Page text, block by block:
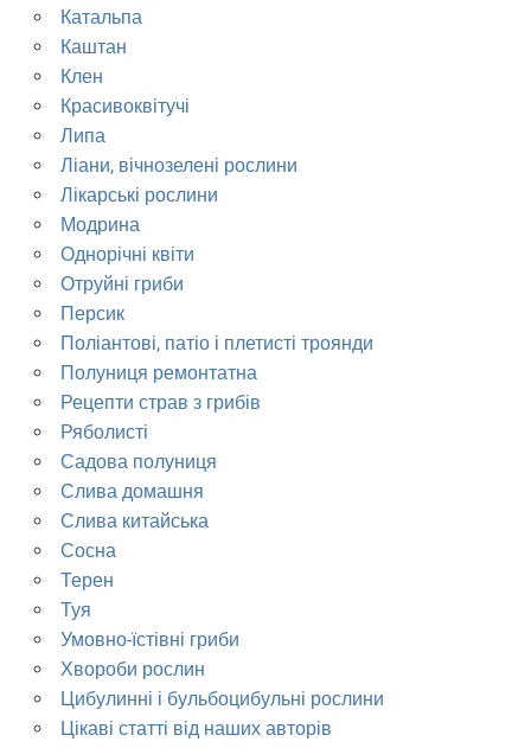
Катальпа
Каштан
Клен
Красивоквітучі
Липа
Ліани, вічнозелені рослини
Лікарські рослини
Модрина
Однорічні квіти
Отруйні гриби
Персик
Поліантові, патіо і плетисті троянди
Полуниця ремонтатна
Рецепти страв з грибів
Ряболисті
Садова полуниця
Слива домашня
Слива китайська
Сосна
Терен
Туя
Умовно-їстівні гриби
Хвороби рослин
Цибулинні і бульбоцибульні рослини
Цікаві статті від наших авторів